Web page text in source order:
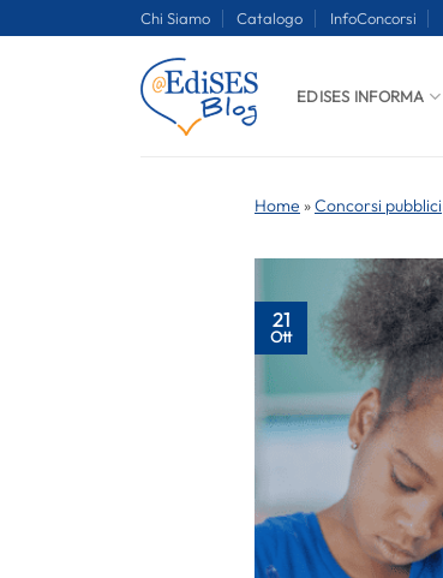
Chi Siamo Catalogo InfoConcorsi
EDISES INFORMA
Home »Concorsi pubblici
21
Ott